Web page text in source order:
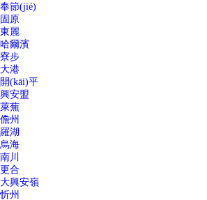
奉節(jié)
固原
東麗
哈爾濱
寮步
大港
開(kāi)平
興安盟
萊蕪
儋州
羅湖
烏海
南川
更合
大興安嶺
忻州